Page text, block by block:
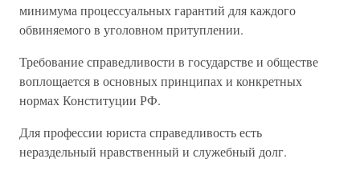
минимума процессуальных гарантий для каждого
обвиняемого в уголовном притуплении.
Требование справедливости в государстве и обществе
воплощается в основных принципах и конкретных
нормах Конституции РФ.
Для профессии юриста справедливость есть
нераздельный нравственный и служебный долг.